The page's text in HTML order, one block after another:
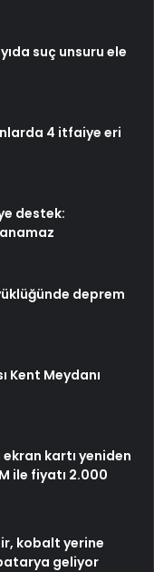
suç unsuru ele
4 itfaiye eri
destek:
deprem
Kent Meydanı
kartı yeniden
ile fiyatı 2.000
kobalt yerine
geliyor